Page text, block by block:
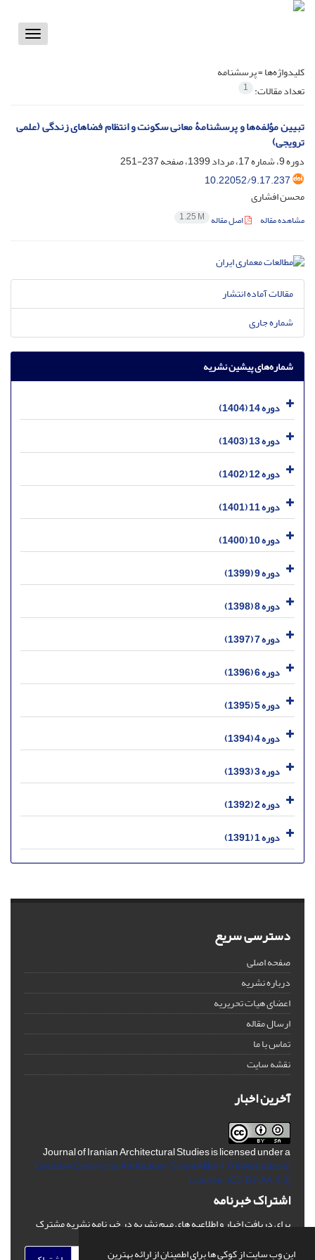
این وب سایت از کوکی ها برای اطمینان از ارائه بهترین
Toggle
کلیدواژه‌ها =پرسشنامه
تعداد مقالات: 1
تبیین مؤلفه‌ها و پرسشنامۀ معانی سکونت و انتظام فضاهای زندگی (علمی
ترویجی)
دوره 9، شماره 17، مرداد 1399، صفحه
237-251
10.22052/9.17.237
محسن افشاری
مشاهده مقاله اصل مقاله 1.25 M
مقالات آماده انتشار
شماره جاری
شماره‌های پیشین نشریه
دوره 14 (1404)
دوره 13 (1403)
دوره 12 (1402)
دوره 11 (1401)
دوره 10 (1400)
دوره 9 (1399)
دوره 8 (1398)
دوره 7 (1397)
دوره 6 (1396)
دوره 5 (1395)
دوره 4 (1394)
دوره 3 (1393)
دوره 2 (1392)
دوره 1 (1391)
دسترسی سریع
صفحه اصلی
درباره نشریه
اعضای هیات تحریریه
ارسال مقاله
تماس با ما
نقشه سایت
آخرین اخبار
Journal of Iranian Architectural Studies is licensed under a
Creative Commons Attribution-ShareAlike 4.0 International
License. (CC BY-AA 4.0)
اشتراک خبرنامه
برای دریافت اخبار و اطلاعیه های مهم نشریه در خبرنامه نشریه مشترک